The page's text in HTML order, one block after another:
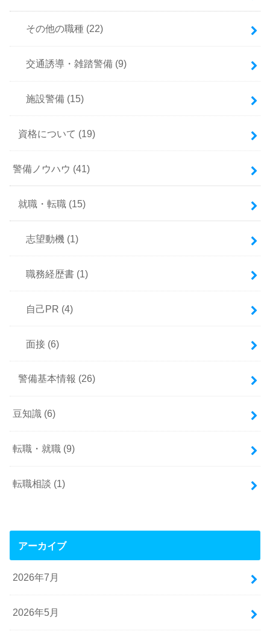
その他の職種 (22)
交通誘導・雑踏警備 (9)
施設警備 (15)
資格について (19)
警備ノウハウ (41)
就職・転職 (15)
志望動機 (1)
職務経歴書 (1)
自己PR (4)
面接 (6)
警備基本情報 (26)
豆知識 (6)
転職・就職 (9)
転職相談 (1)
アーカイブ
2026年7月
2026年5月